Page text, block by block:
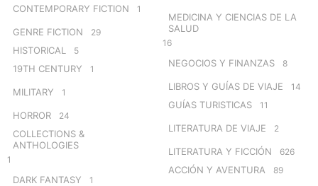
CONTEMPORARY FICTION 1
GENRE FICTION 29
HISTORICAL 5
19TH CENTURY 1
MILITARY 1
HORROR 24
COLLECTIONS &
ANTHOLOGIES
1
DARK FANTASY 1
MEDICINA Y CIENCIAS DE LA
SALUD
16
NEGOCIOS Y FINANZAS 8
LIBROS Y GUÍAS DE VIAJE 14
GUÍAS TURISTICAS 11
LITERATURA DE VIAJE 2
LITERATURA Y FICCIÓN 626
ACCIÓN Y AVENTURA 89